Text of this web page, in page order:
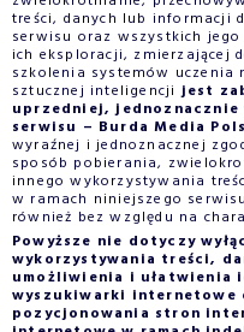
treści, danych lub informacji
serwisu oraz wszystkich
ich eksploracji, zmierzającej
szkolenia systemów
sztucznej inteligencjijest
uprzedniej,
serwisu – Burda Media
wyraźnej i jednoznacznej
sposób pobierania,
innego wykorzystywania
w ramach niniejszego
również bez względu na
Powyższe nie dotyczy
wykorzystywania treści,
umożliwienia i ułatwienia
wyszukiwarki internetowe
pozycjonowania stron